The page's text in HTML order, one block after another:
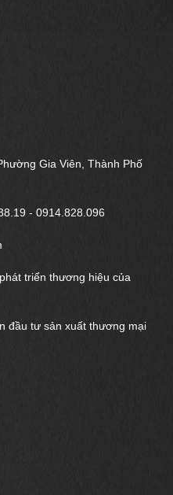
Gia Viên, Thành Phố
- 0914.828.096
triển thương hiệu của
đầu tư sản xuất thương mại